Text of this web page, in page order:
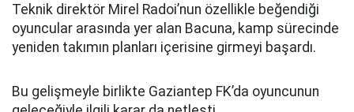
Teknik direktör Mirel Radoi’nun özellikle beğendiği
oyuncular arasında yer alan Bacuna, kamp sürecinde
yeniden takımın planları içerisine girmeyi başardı.
Bu gelişmeyle birlikte Gaziantep FK’da oyuncunun